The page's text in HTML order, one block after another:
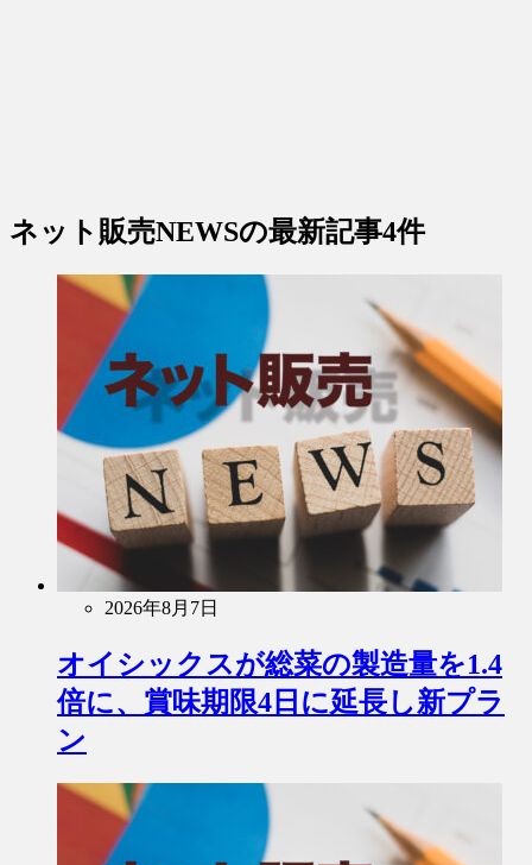
ネット販売NEWSの最新記事4件
2026年8月7日
オイシックスが総菜の製造量を1.4
倍に、賞味期限4日に延長し新プラ
ン